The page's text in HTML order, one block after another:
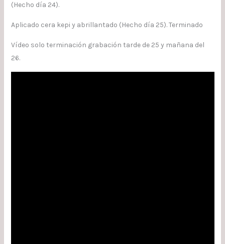
(Hecho día 24).
Aplicado cera kepi y abrillantado (Hecho día 25). Terminado
Vídeo solo terminación grabación tarde de 25 y mañana del
26.